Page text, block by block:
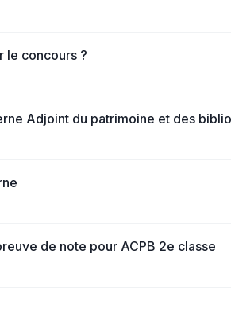
le concours ?
Adjoint du patrimoine et des
de note pour ACPB 2e classe